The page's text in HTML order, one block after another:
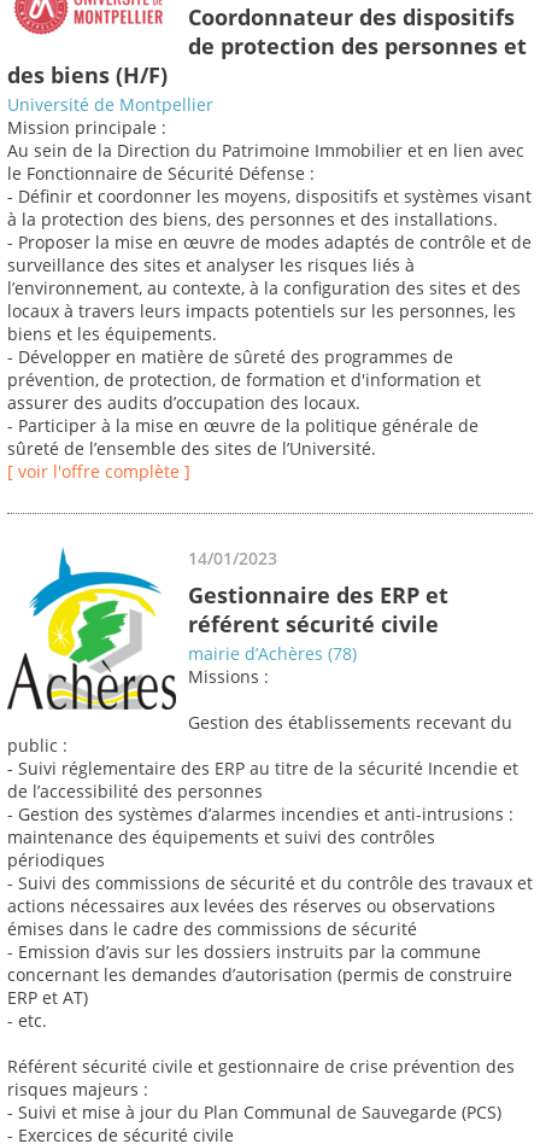
Coordonnateur des dispositifs
de protection des personnes et
des biens (H/F)
Université de Montpellier
Mission principale :
Au sein de la Direction du Patrimoine Immobilier et en lien avec
le Fonctionnaire de Sécurité Défense :
- Définir et coordonner les moyens, dispositifs et systèmes visant
à la protection des biens, des personnes et des installations.
- Proposer la mise en œuvre de modes adaptés de contrôle et de
surveillance des sites et analyser les risques liés à
l’environnement, au contexte, à la configuration des sites et des
locaux à travers leurs impacts potentiels sur les personnes, les
biens et les équipements.
- Développer en matière de sûreté des programmes de
prévention, de protection, de formation et d'information et
assurer des audits d’occupation des locaux.
- Participer à la mise en œuvre de la politique générale de
sûreté de l’ensemble des sites de l’Université.
[ voir l'offre complète ]
14/01/2023
Gestionnaire des ERP et
référent sécurité civile
mairie d’Achères (78)
Missions :
Gestion des établissements recevant du
public :
- Suivi réglementaire des ERP au titre de la sécurité Incendie et
de l’accessibilité des personnes
- Gestion des systèmes d’alarmes incendies et anti-intrusions :
maintenance des équipements et suivi des contrôles
périodiques
- Suivi des commissions de sécurité et du contrôle des travaux et
actions nécessaires aux levées des réserves ou observations
émises dans le cadre des commissions de sécurité
- Emission d’avis sur les dossiers instruits par la commune
concernant les demandes d’autorisation (permis de construire
ERP et AT)
- etc.
Référent sécurité civile et gestionnaire de crise prévention des
risques majeurs :
- Suivi et mise à jour du Plan Communal de Sauvegarde (PCS)
- Exercices de sécurité civile